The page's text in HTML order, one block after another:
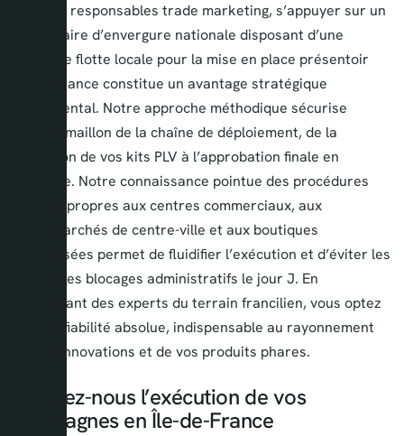
Pour les responsables trade marketing, s’appuyer sur un
prestataire d’envergure nationale disposant d’une
véritable flotte locale pour la mise en place présentoir
Île-de-France constitue un avantage stratégique
fondamental. Notre approche méthodique sécurise
chaque maillon de la chaîne de déploiement, de la
réception de vos kits PLV à l’approbation finale en
boutique. Notre connaissance pointue des procédures
d’accès propres aux centres commerciaux, aux
supermarchés de centre-ville et aux boutiques
spécialisées permet de fluidifier l’exécution et d’éviter les
classiques blocages administratifs le jour J. En
choisissant des experts du terrain francilien, vous optez
pour la fiabilité absolue, indispensable au rayonnement
de vos innovations et de vos produits phares.
Confiez-nous l’exécution de vos
campagnes en Île-de-France